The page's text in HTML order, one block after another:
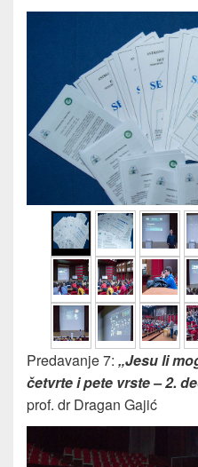
Predavanje 7: „Jesu li
četvrte i pete vrste – 2.
prof. dr Dragan Gajić